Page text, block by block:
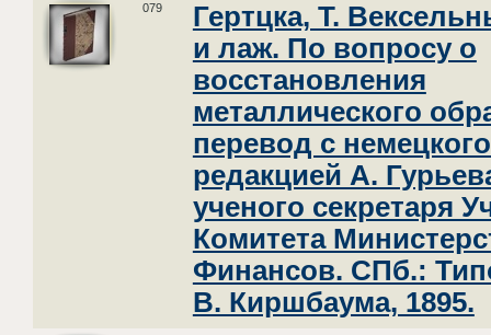
079
Гертцка, Т.
и лаж. По вопросу о
восстановления
металлического
перевод с
редакцией А.
ученого секретаря
Комитета
Финансов. СПб.:
В. Киршбаума, 1895.